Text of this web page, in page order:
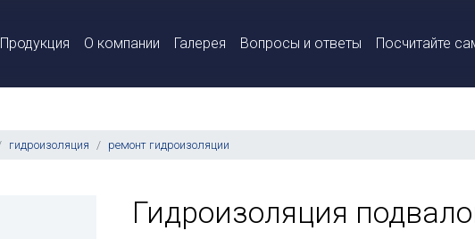
Продукция О компании Галерея Вопросы и ответы Посчитайте
гидроизоляция ремонт гидроизоляции
Гидроизоляция